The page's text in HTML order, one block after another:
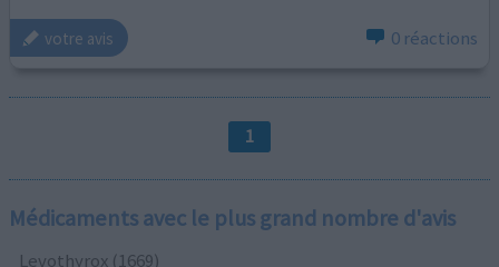
votre avis 0 réactions
1
Médicaments avec le plus grand nombre d'avis
Levothyrox (1669)